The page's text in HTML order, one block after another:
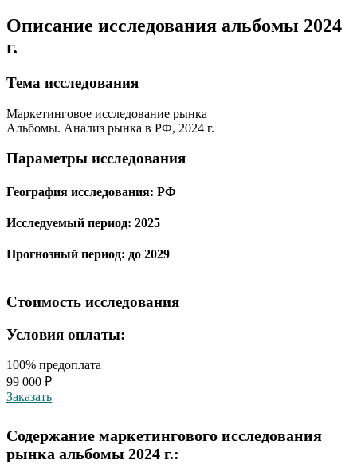
Описание исследования альбомы 2024
г.
Тема иcследования
Маркетинговое исследование рынка
Альбомы. Анализ рынка в РФ, 2024 г.
Параметры исследования
География исследования: РФ
Исследуемый период: 2025
Прогнозный период: до 2029
Стоимость исследования
Условия оплаты:
100% предоплата
99 000 ₽
Заказать
Содержание маркетингового исследования
рынка альбомы 2024 г.: